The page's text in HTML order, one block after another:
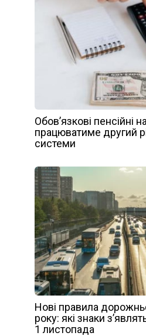
Обов’язкові пенсійні
працюватиме другий
системи
Нові правила
року: які знаки
1 листопада